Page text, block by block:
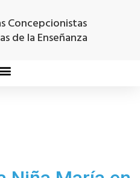
Concepcionistas
de la Enseñanza